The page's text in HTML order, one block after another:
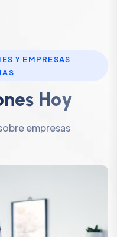
Y EMPRESAS
nes Hoy
empresas